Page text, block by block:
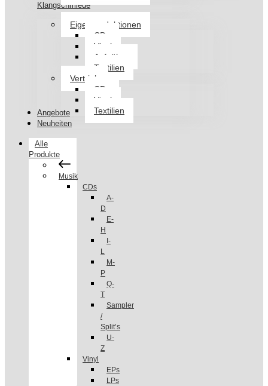
Klangschmiede
Eigenproduktionen
CDs
Vinyl
Aufnäher
Textilien
Vertrieb
CDs
Vinyl
Textilien
Angebote
Neuheiten
Alle
Produkte
Musik
CDs
A-
D
E-
H
I-
L
M-
P
Q-
T
Sampler
/
Split’s
U-
Z
Vinyl
EPs
LPs